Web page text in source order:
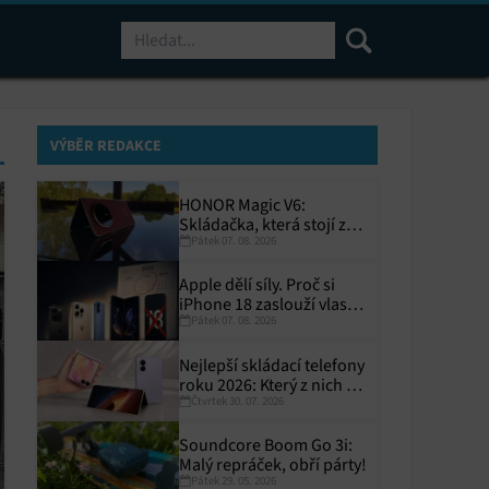
VÝBĚR REDAKCE
HONOR Magic V6:
Skládačka, která stojí za
toPátek 07. 08. 2026
Apple dělí síly. Proč si
iPhone 18 zaslouží vlastní
termín?
Pátek 07. 08. 2026
Nejlepší skládací telefony
roku 2026: Který z nich si
zaslouží místo ve vaší
Čtvrtek 30. 07. 2026
Soundcore Boom Go 3i:
Malý repráček, obří párty!
Pátek 29. 05. 2026